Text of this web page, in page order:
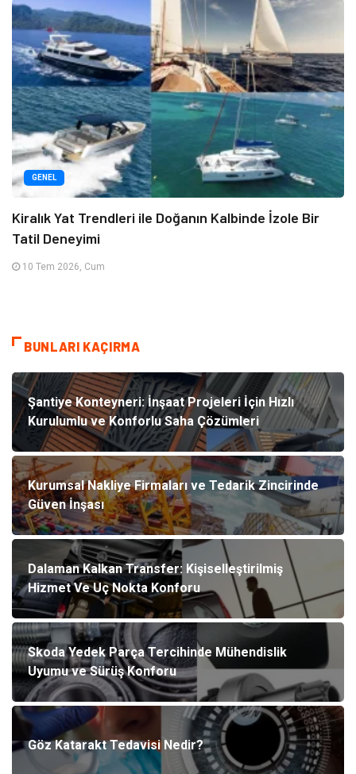
GENEL
Kiralık Yat Trendleri ile Doğanın Kalbinde İzole Bir
Tatil Deneyimi
10 Tem 2026, Cum
BUNLARI KAÇIRMA
Şantiye Konteyneri: İnşaat Projeleri İçin Hızlı
Kurulumlu ve Konforlu Saha Çözümleri
Kurumsal Nakliye Firmaları ve Tedarik Zincirinde
Güven İnşası
Dalaman Kalkan Transfer: Kişiselleştirilmiş
Hizmet Ve Uç Nokta Konforu
Skoda Yedek Parça Tercihinde Mühendislik
Uyumu ve Sürüş Konforu
Göz Katarakt Tedavisi Nedir?